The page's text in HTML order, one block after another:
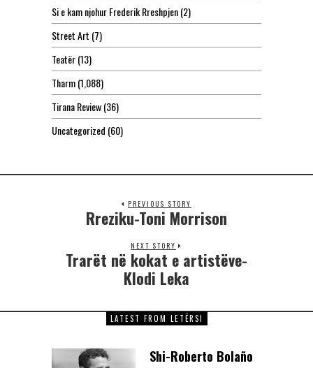
Si e kam njohur Frederik Rreshpjen(2)
Street Art (7)
Teatër(13)
Tharm(1,088)
Tirana Review(36)
Uncategorized (60)
PREVIOUS STORY
Rreziku-Toni Morrison
NEXT STORY
Trarët në kokat e artistëve-
Klodi Leka
LATEST FROM LETËRSI
Shi-Roberto Bolaño